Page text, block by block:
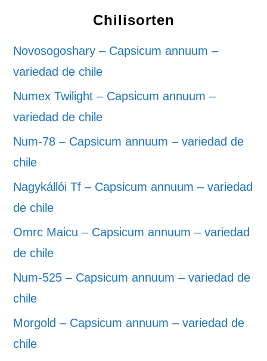
Chilisorten
Novosogoshary – Capsicum annuum –
variedad de chile
Numex Twilight – Capsicum annuum –
variedad de chile
Num-78 – Capsicum annuum – variedad de
chile
Nagykállói Tf – Capsicum annuum – variedad
de chile
Omrc Maicu – Capsicum annuum – variedad
de chile
Num-525 – Capsicum annuum – variedad de
chile
Morgold – Capsicum annuum – variedad de
chile